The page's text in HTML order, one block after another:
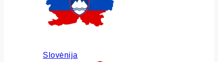
Slovėnija